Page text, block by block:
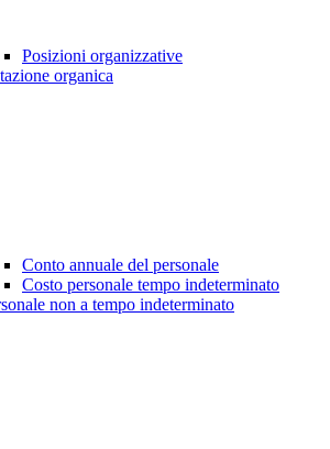
Posizioni organizzative
organica
Conto annuale del personale
Costo personale tempo indeterminato
non a tempo indeterminato